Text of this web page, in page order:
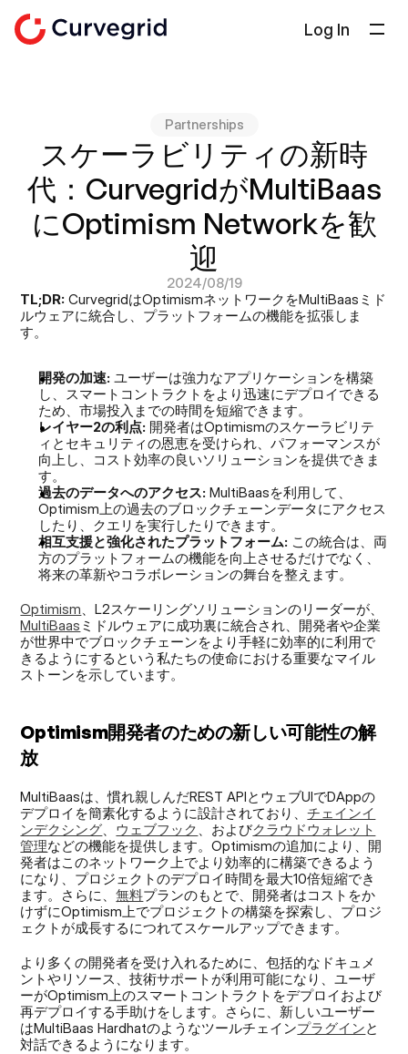
Log In
ドキュメント
ブログ
Select Language
日本語
お問い合わせ
Partnerships
スケーラビリティの新時
代：CurvegridがMultiBaas
にOptimism Networkを歓
迎
2024/08/19
TL;DR: CurvegridはOptimismネットワークをMultiBaasミド
ルウェアに統合し、プラットフォームの機能を拡張しま
す。
開発の加速: ユーザーは強力なアプリケーションを構築
し、スマートコントラクトをより迅速にデプロイできる
ため、市場投入までの時間を短縮できます。
レイヤー2の利点: 開発者はOptimismのスケーラビリテ
ィとセキュリティの恩恵を受けられ、パフォーマンスが
向上し、コスト効率の良いソリューションを提供できま
す。
過去のデータへのアクセス: MultiBaasを利用して、
Optimism上の過去のブロックチェーンデータにアクセス
したり、クエリを実行したりできます。
相互支援と強化されたプラットフォーム: この統合は、両
方のプラットフォームの機能を向上させるだけでなく、
将来の革新やコラボレーションの舞台を整えます。
Optimism、L2スケーリングソリューションのリーダーが、
MultiBaas ミドルウェアに成功裏に統合され、開発者や企業
が世界中でブロックチェーンをより手軽に効率的に利用で
きるようにするという私たちの使命における重要なマイル
ストーンを示しています。
Optimism開発者のための新しい可能性の解
放
MultiBaasは、慣れ親しんだREST APIとウェブUIでDAppの
デプロイを簡素化するように設計されており、チェインイ
ンデクシング、 ウェブフック 、およびクラウドウォレット
管理などの機能を提供します。Optimismの追加により、開
発者はこのネットワーク上でより効率的に構築できるよう
になり、プロジェクトのデプロイ時間を最大10倍短縮でき
ます。さらに、無料プランのもとで、開発者はコストをか
けずにOptimism上でプロジェクトの構築を探索し、プロジ
ェクトが成長するにつれてスケールアップできます。
より多くの開発者を受け入れるために、包括的なドキュメ
ントやリソース、技術サポートが利用可能になり、ユーザ
ーがOptimism上のスマートコントラクトをデプロイおよび
再デプロイする手助けをします。さらに、新しいユーザー
はMultiBaas Hardhatのようなツールチェインプラグインと
対話できるようになります。